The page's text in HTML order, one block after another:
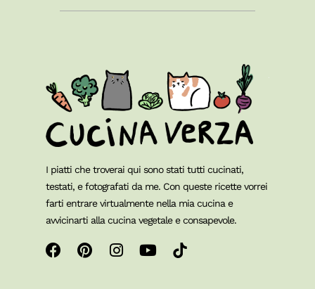
I piatti che troverai qui sono stati tutti cucinati,
testati, e fotografati da me. Con queste ricette vorrei
farti entrare virtualmente nella mia cucina e
avvicinarti alla cucina vegetale e consapevole.